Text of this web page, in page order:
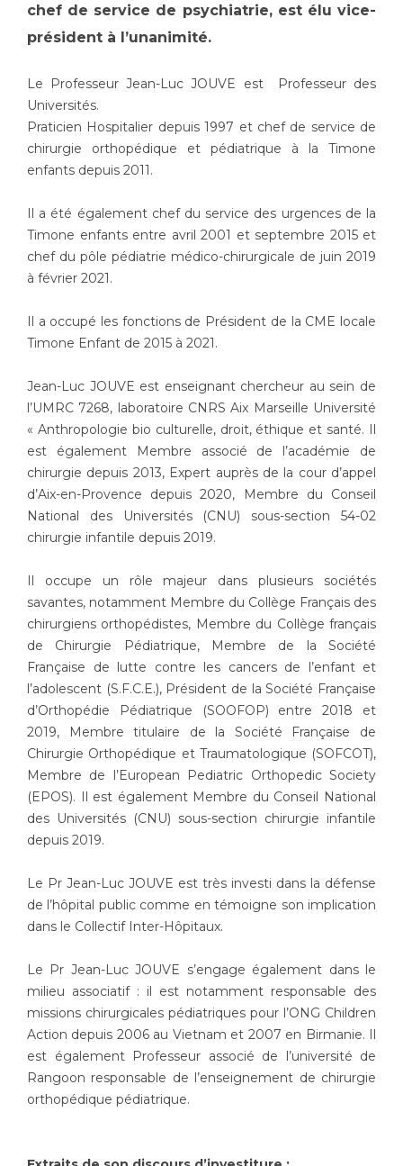
Vos droits, vos devoirs
Handicap
Handi 13
Pôle Médecine Physique et Réadaptation
Accueil sourds et malentendants
Charte Romain Jacob
Mouvement Parcours Handicap 13
Médecine nucléaire
Maladies rares
Maternité Hôpital Nord
Vos représentants
La Commission Des Usagers (CDU)
Les Comités Locaux des Usagers
Le projet des usagers
Qualité
Nos indicateurs qualité et de sécurité des soins
Sécurité
Les recherches en santé à l’AP-HM
Écoles et Instituts de Formation
Plateforme des internes
Professionnels de santé
Adresser un patient
Réseaux de soins
Adresser un examen au Laboratoire de Biologie
Médicale
Cancérologie
Anatomie et Cytologie Pathologiques
Adresser un examen au Laboratoire d'Infectiologie
Centres de référence Maladies Rares
Plateforme d'Expertise Maladies Rares
Presse / Multimédia
Communiqués de presse
Dossiers de presse
Médiathèque
Fournisseurs
Rôles et missions
Liste des marchés conclus
Documents utiles
chef de service de psychiatrie, est élu vice-
président à l’unanimité.
Le Professeur Jean-Luc JOUVE est Professeur des
Universités.
Praticien Hospitalier depuis 1997 et chef de service de
chirurgie orthopédique et pédiatrique à la Timone
enfants depuis 2011.
Il a été également chef du service des urgences de la
Timone enfants entre avril 2001 et septembre 2015 et
chef du pôle pédiatrie médico-chirurgicale de juin 2019
à février 2021.
Il a occupé les fonctions de Président de la CME locale
Timone Enfant de 2015 à 2021.
Jean-Luc JOUVE est enseignant chercheur au sein de
l’UMRC 7268, laboratoire CNRS Aix Marseille Université
« Anthropologie bio culturelle, droit, éthique et santé. Il
est également Membre associé de l’académie de
chirurgie depuis 2013, Expert auprès de la cour d’appel
d’Aix-en-Provence depuis 2020, Membre du Conseil
National des Universités (CNU) sous-section 54-02
chirurgie infantile depuis 2019.
Il occupe un rôle majeur dans plusieurs sociétés
savantes, notamment Membre du Collège Français des
chirurgiens orthopédistes, Membre du Collège français
de Chirurgie Pédiatrique, Membre de la Société
Française de lutte contre les cancers de l’enfant et
l’adolescent (S.F.C.E.), Président de la Société Française
d’Orthopédie Pédiatrique (SOOFOP) entre 2018 et
2019, Membre titulaire de la Société Française de
Chirurgie Orthopédique et Traumatologique (SOFCOT),
Membre de l’European Pediatric Orthopedic Society
(EPOS). Il est également Membre du Conseil National
des Universités (CNU) sous-section chirurgie infantile
depuis 2019.
Le Pr Jean-Luc JOUVE est très investi dans la défense
de l’hôpital public comme en témoigne son implication
dans le Collectif Inter-Hôpitaux.
Le Pr Jean-Luc JOUVE s’engage également dans le
milieu associatif : il est notamment responsable des
missions chirurgicales pédiatriques pour l’ONG Children
Action depuis 2006 au Vietnam et 2007 en Birmanie. Il
est également Professeur associé de l’université de
Rangoon responsable de l’enseignement de chirurgie
orthopédique pédiatrique.